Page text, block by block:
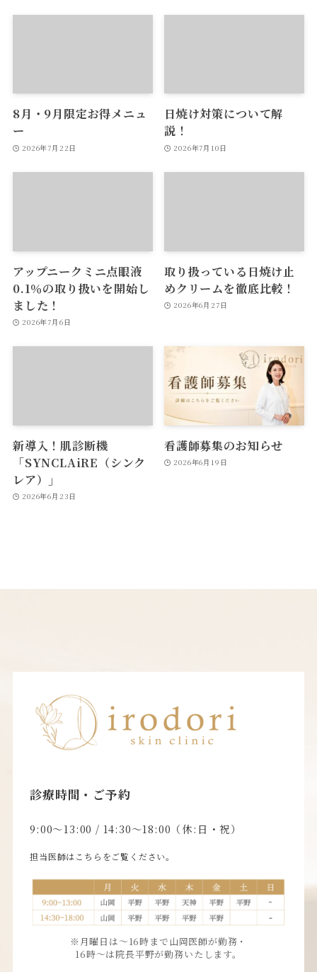
8月・9月限定お得メニュ
ー
2026年7月22日
日焼け対策について解
説！
2026年7月10日
アップニークミニ点眼液
0.1％の取り扱いを開始し
ました！
2026年7月6日
取り扱っている日焼け止
めクリームを徹底比較！
2026年6月27日
新導入！肌診断機
「SYNCLAiRE（シンク
レア）」
2026年6月23日
看護師募集のお知らせ
2026年6月19日
診療時間・ご予約
9:00〜13:00 / 14:30〜18:00（休:日・祝）
担当医師はこちらをご覧ください。
※月曜日は〜16時まで山岡医師が勤務・
16時〜は院長平野が勤務いたします。